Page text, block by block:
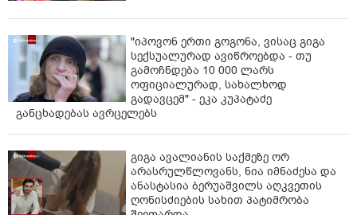
"იპოვონ ერთი გოგონა, ვისაც გიგა
სექსუალურად ავიწროებდა - თუ
გამოჩნდება 10 000 ლარს
ოფიციალურად, სახალხოდ
გადავცემ" - ეკა კუპატაძე
განცხადებას ავრცელებს
გიგა ავალიანის საქმეზე ორ
არასრულწლოვანს, ნია იმნაძესა და
ანასტასია ბერუაშვილს აღკვეთის
ღონისძიების სახით პატიმრობა